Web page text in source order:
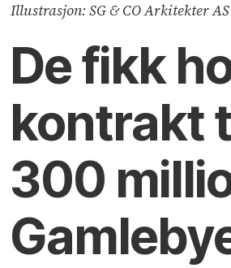
Illustrasjon: SG & CO Arkitekter AS
De fikk
kontrakt
300